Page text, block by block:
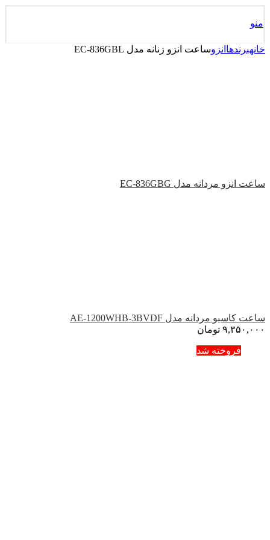
منو
خانهبرندها انزوساعت انزو زنانه مدل EC-836GBL
ساعت انزو مردانه مدل EC-836GBG
ساعت کاسیو مردانه مدل AE-1200WHB-3BVDF
۹,۳۵۰,۰۰۰ تومان
فروخته شد